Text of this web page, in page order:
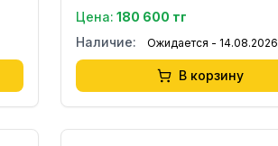
Цена: 180 600 тг
Наличие:
Ожидается - 14.08.2026
В корзину
Бренд: